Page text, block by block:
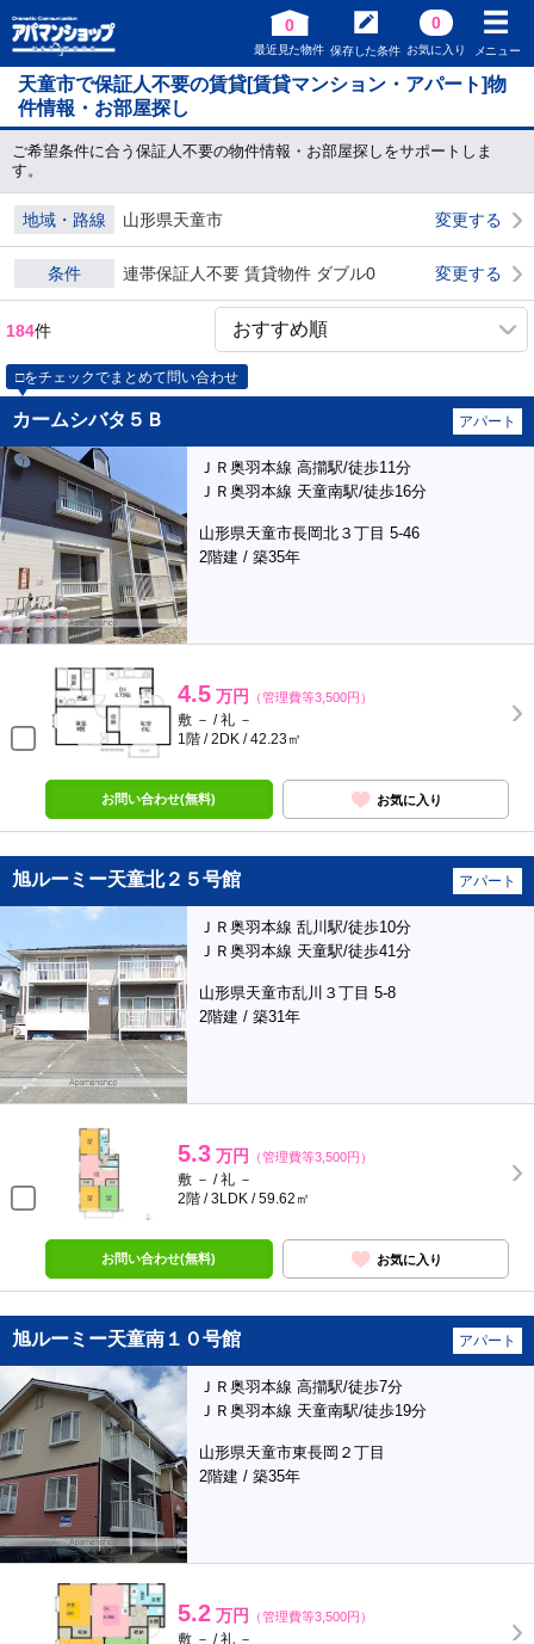
0
最近見た物件 保存した条件
0
お気に入り メニュー
天童市で保証人不要の賃貸[賃貸マンション・アパート]物
件情報・お部屋探し
ご希望条件に合う保証人不要の物件情報・お部屋探しをサポートしま
す。
地域・路線 山形県天童市 変更する
条件 連帯保証人不要 賃貸物件 ダブル0 変更する
184件
□をチェックでまとめて問い合わせ
カームシバタ５Ｂ アパート
ＪＲ奥羽本線 高擶駅/徒歩11分
ＪＲ奥羽本線 天童南駅/徒歩16分
山形県天童市長岡北３丁目 5-46
2階建 / 築35年
4.5 万円 （管理費等3,500円）
敷 － / 礼 －
1階 / 2DK / 42.23㎡
お問い合わせ(無料) お気に入り
旭ルーミー天童北２５号館 アパート
ＪＲ奥羽本線 乱川駅/徒歩10分
ＪＲ奥羽本線 天童駅/徒歩41分
山形県天童市乱川３丁目 5-8
2階建 / 築31年
5.3 万円 （管理費等3,500円）
敷 － / 礼 －
2階 / 3LDK / 59.62㎡
お問い合わせ(無料) お気に入り
旭ルーミー天童南１０号館 アパート
ＪＲ奥羽本線 高擶駅/徒歩7分
ＪＲ奥羽本線 天童南駅/徒歩19分
山形県天童市東長岡２丁目
2階建 / 築35年
5.2 万円 （管理費等3,500円）
敷 － / 礼 －